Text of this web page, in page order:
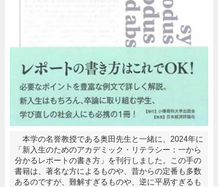
本学の名誉教授である奥田先生と一緒に、2024年に
「新入生のためのアカデミック・リテラシー：一から
分かるレポートの書き方」を刊行しました。この手の
書籍は、著名な方によるものや、昔からの定番も多数
あるのですが、難解すぎるものや、逆に平易すぎるも